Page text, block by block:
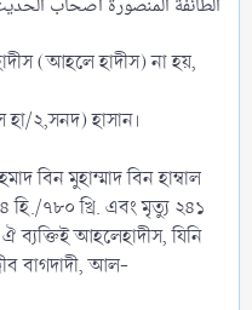
(আহলে হাদীস) না হয়,
হা/২,সনদ) হাসান।
বিন মুহাম্মাদ বিন হাম্বাল
হি./৭৮০ খ্রি. এবং মৃত্যু ২৪১
ব্যক্তিই আহলেহাদীস, যিনি
বাগদাদী, আল-